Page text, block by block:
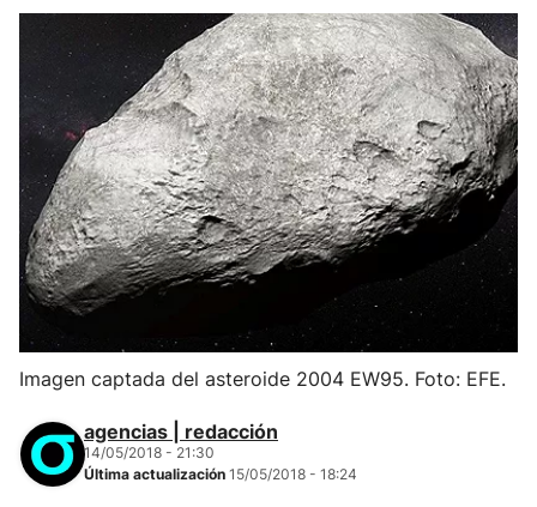
Imagen captada del asteroide 2004 EW95. Foto: EFE.
agencias | redacción
14/05/2018 - 21:30
Última actualización 15/05/2018 - 18:24